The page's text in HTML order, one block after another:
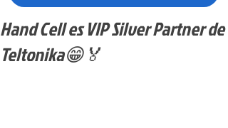
Hand Cell es VIP Silver Partner de
Teltonika😁🏅